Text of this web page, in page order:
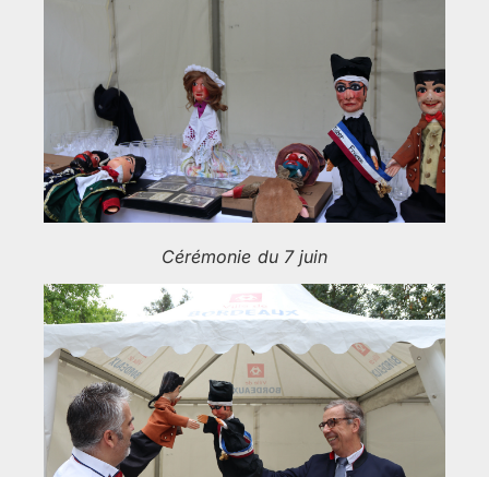
Cérémonie du 7 juin